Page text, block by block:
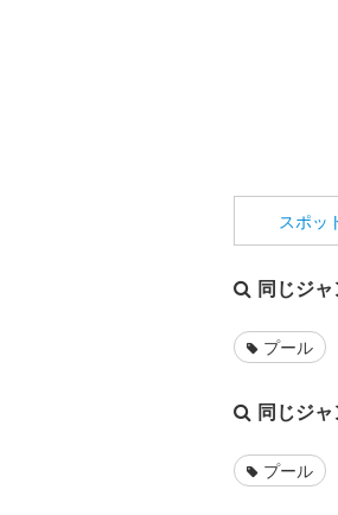
スポッ
同じジャ
プール
同じジャ
プール